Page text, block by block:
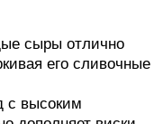
сыры отлично
его сливочные
с высоким